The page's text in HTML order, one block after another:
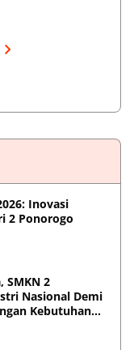
Inovasi
2 Ponorogo
SMKN 2
Nasional Demi
Kebutuhan